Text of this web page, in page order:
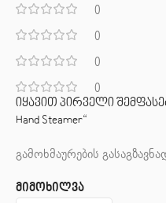
0
0
0
0
მიმოხილვა
იყავით პირველი
Hand Steamer“
გამოხმაურების